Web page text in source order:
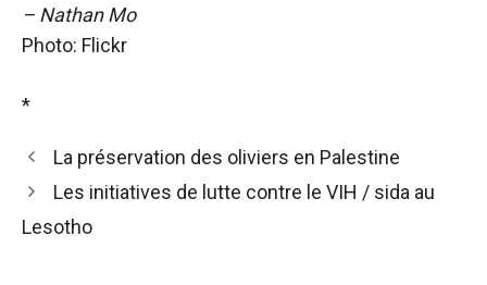
– Nathan Mo
Photo: Flickr
*
La préservation des oliviers en Palestine
Les initiatives de lutte contre le VIH / sida au
Lesotho